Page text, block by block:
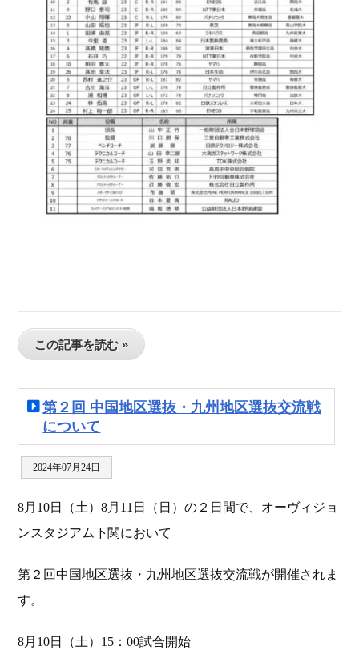
この記事を読む »
第２回 中国地区選抜・九州地区選抜交流戦
について
2024年07月24日
8月10日（土）8月11日（日）の２日間で、オーヴィジョ
ンスタジアム下関において
第２回中国地区選抜・九州地区選抜交流戦が開催されま
す。
8月10日（土）15：00試合開始